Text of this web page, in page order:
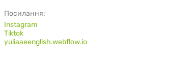
Посилання:
Instagram
Tiktok
yuliaaeenglish.webflow.io